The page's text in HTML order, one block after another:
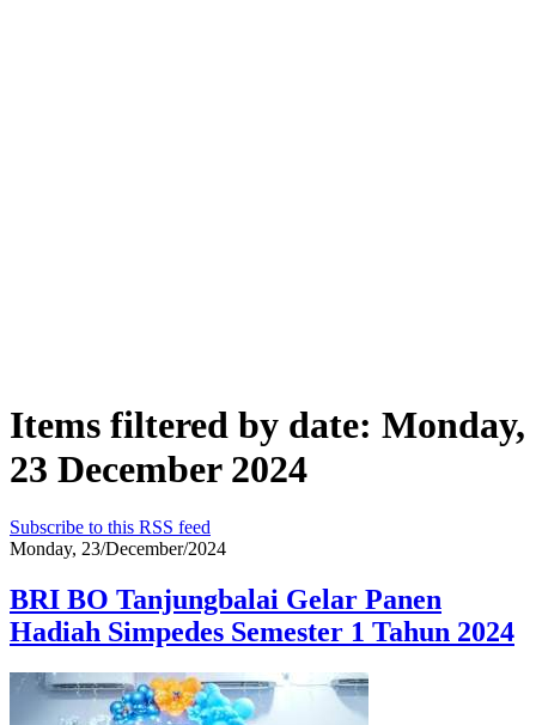
Items filtered by date: Monday,
23 December 2024
Subscribe to this RSS feed
Monday, 23/December/2024
BRI BO Tanjungbalai Gelar Panen
Hadiah Simpedes Semester 1 Tahun 2024